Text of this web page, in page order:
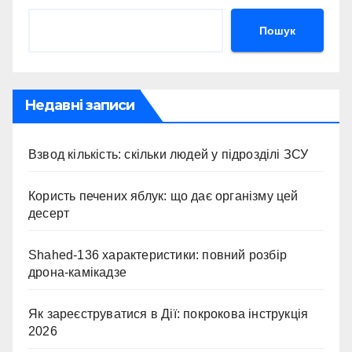
Пошук
Недавні записи
Взвод кількість: скільки людей у підрозділі ЗСУ
Користь печених яблук: що дає організму цей
десерт
Shahed-136 характеристики: повний розбір
дрона-камікадзе
Як зареєструватися в Дії: покрокова інструкція
2026